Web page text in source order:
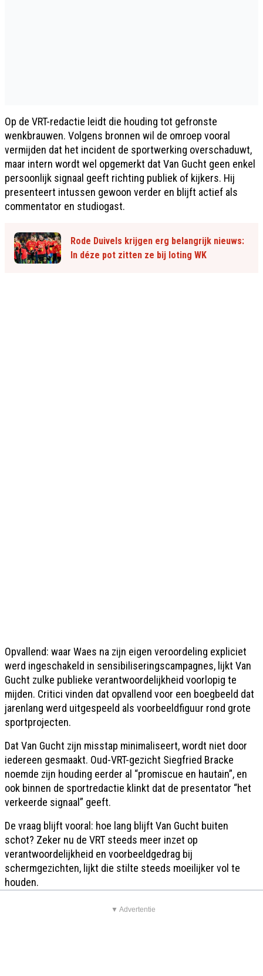
Op de VRT-redactie leidt die houding tot gefronste
wenkbrauwen. Volgens bronnen wil de omroep vooral
vermijden dat het incident de sportwerking overschaduwt,
maar intern wordt wel opgemerkt dat Van Gucht geen enkel
persoonlijk signaal geeft richting publiek of kijkers. Hij
presenteert intussen gewoon verder en blijft actief als
commentator en studiogast.
Rode Duivels krijgen erg belangrijk nieuws:
In déze pot zitten ze bij loting WK
Opvallend: waar Waes na zijn eigen veroordeling expliciet
werd ingeschakeld in sensibiliseringscampagnes, lijkt Van
Gucht zulke publieke verantwoordelijkheid voorlopig te
mijden. Critici vinden dat opvallend voor een boegbeeld dat
jarenlang werd uitgespeeld als voorbeeldfiguur rond grote
sportprojecten.
Dat Van Gucht zijn misstap minimaliseert, wordt niet door
iedereen gesmaakt. Oud-VRT-gezicht Siegfried Bracke
noemde zijn houding eerder al “promiscue en hautain”, en
ook binnen de sportredactie klinkt dat de presentator “het
verkeerde signaal” geeft.
De vraag blijft vooral: hoe lang blijft Van Gucht buiten
schot? Zeker nu de VRT steeds meer inzet op
verantwoordelijkheid en voorbeeldgedrag bij
schermgezichten, lijkt die stilte steeds moeilijker vol te
houden.
▼ Advertentie